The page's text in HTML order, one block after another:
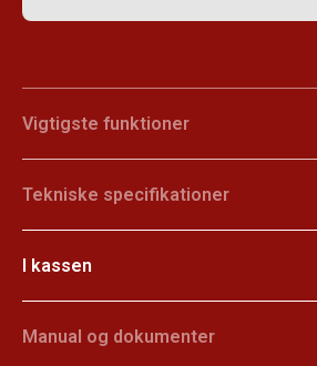
Vigtigste funktioner
Tekniske specifikationer
I kassen
Manual og dokumenter